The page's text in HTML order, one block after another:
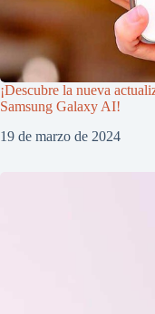
¡Descubre la nueva
Samsung Galaxy AI!
19 de marzo de 2024